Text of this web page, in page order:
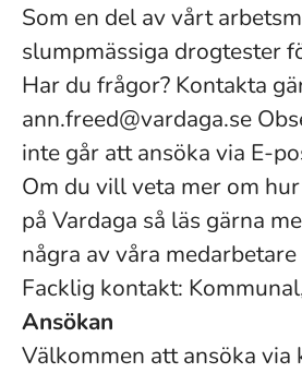
Som en del av vårt
slumpmässiga drogtester
Har du frågor? Kontakta
ann.freed@vardaga.se
inte går att ansöka via E-
Om du vill veta mer om
på Vardaga så läs gärna
några av våra medarbetare
Facklig kontakt:
Ansökan
Välkommen att ansöka via